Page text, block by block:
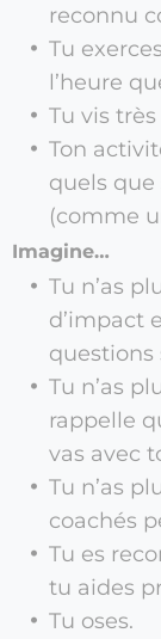
reconnu
Tu
l’heure
Tu vis
Ton
quels que
(comme
Imagine…
Tu n’as
d’impact
questions
Tu n’as
rappelle
vas avec
Tu n’as
coachés
Tu es
tu aides
Tu oses.